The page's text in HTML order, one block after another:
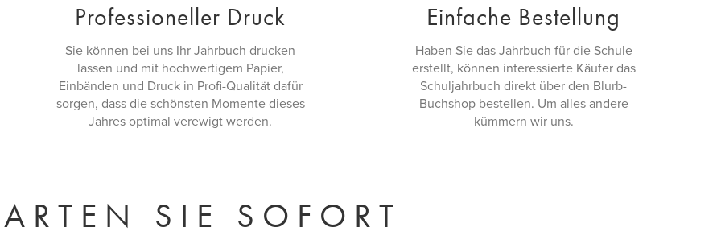
Professioneller Druck
Sie können bei uns Ihr Jahrbuch drucken
lassen und mit hochwertigem Papier,
Einbänden und Druck in Profi-Qualität dafür
sorgen, dass die schönsten Momente dieses
Jahres optimal verewigt werden.
Einfache Bestellung
Haben Sie das Jahrbuch für die Schule
erstellt, können interessierte Käufer das
Schuljahrbuch direkt über den Blurb-
Buchshop bestellen. Um alles andere
kümmern wir uns.
SIE SOFORT